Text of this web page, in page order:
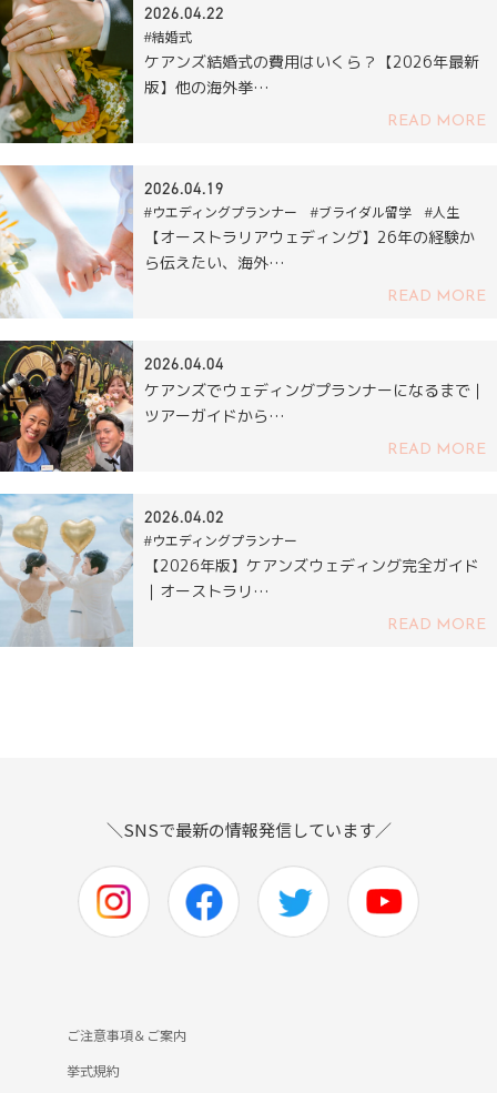
2026.04.22
#結婚式
ケアンズ結婚式の費用はいくら？【2026年最新
版】他の海外挙…
READ MORE
2026.04.19
#ウエディングプランナー #ブライダル留学 #人生
【オーストラリアウェディング】26年の経験か
ら伝えたい、海外…
READ MORE
2026.04.04
ケアンズでウェディングプランナーになるまで｜
ツアーガイドから…
READ MORE
2026.04.02
#ウエディングプランナー
【2026年版】ケアンズウェディング完全ガイド
｜オーストラリ…
READ MORE
＼SNSで最新の情報発信しています／
ご注意事項＆ご案内
挙式規約